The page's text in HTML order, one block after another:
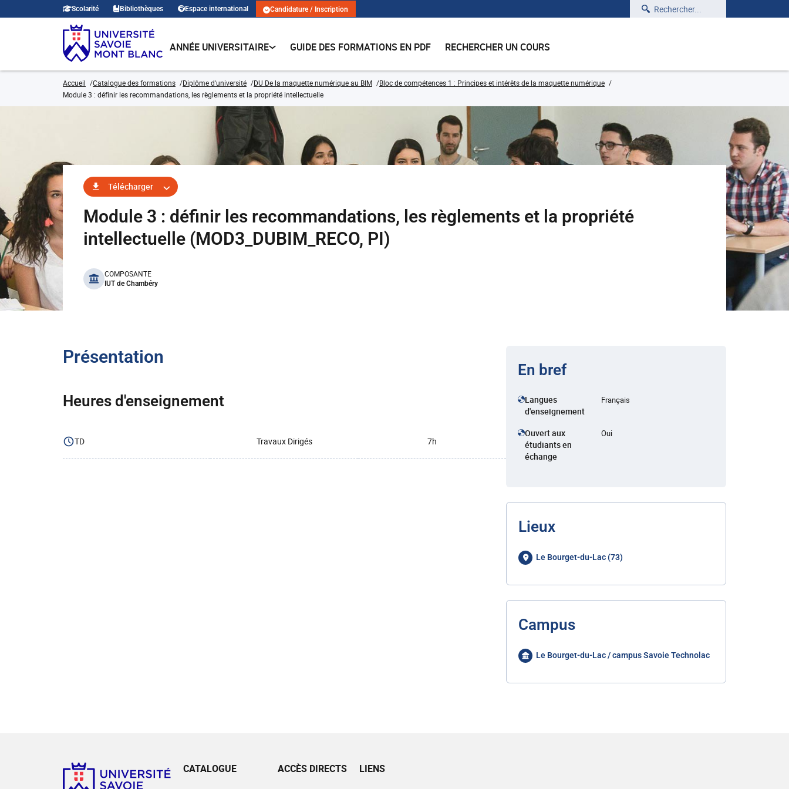
Scolarité Bibliothèques Espace international Candidature / Inscription Rechercher
ANNÉE UNIVERSITAIRE GUIDE DES FORMATIONS EN PDF RECHERCHER UN COURS
Accueil Catalogue des formations Diplôme d'université DU De la maquette numérique au BIM
Bloc de compétences 1 : Principes et intérêts de la maquette numérique
Module 3 : définir les recommandations, les règlements et la propriété intellectuelle
Télécharger
Module 3 : définir les recommandations, les règlements et la propriété
intellectuelle (MOD3_DUBIM_RECO, PI)
benefits
COMPOSANTE
IUT de Chambéry
Présentation
Heures d'enseignement
TD Travaux Dirigés 7h
En bref
Langues
d'enseignement
Français
Ouvert aux
étudiants en
échange
Oui
Lieux
Le Bourget-du-Lac (73)
Campus
Le Bourget-du-Lac / campus Savoie Technolac
CATALOGUE ACCÈS DIRECTS LIENS